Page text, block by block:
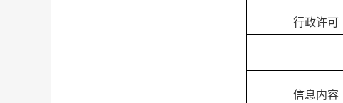
行政许可
信息内容